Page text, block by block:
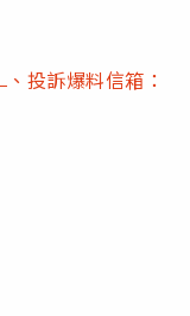
、投訴爆料信箱：